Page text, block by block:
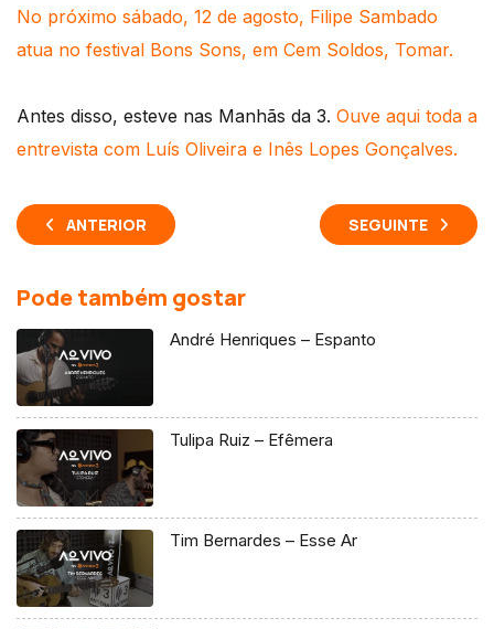
No próximo sábado, 12 de agosto, Filipe Sambado
atua no festival Bons Sons, em Cem Soldos, Tomar.
Antes disso, esteve nas Manhãs da 3. Ouve aqui toda a
entrevista com Luís Oliveira e Inês Lopes Gonçalves.
ANTERIOR SEGUINTE
Pode também gostar
André Henriques – Espanto
Tulipa Ruiz – Efêmera
Tim Bernardes – Esse Ar